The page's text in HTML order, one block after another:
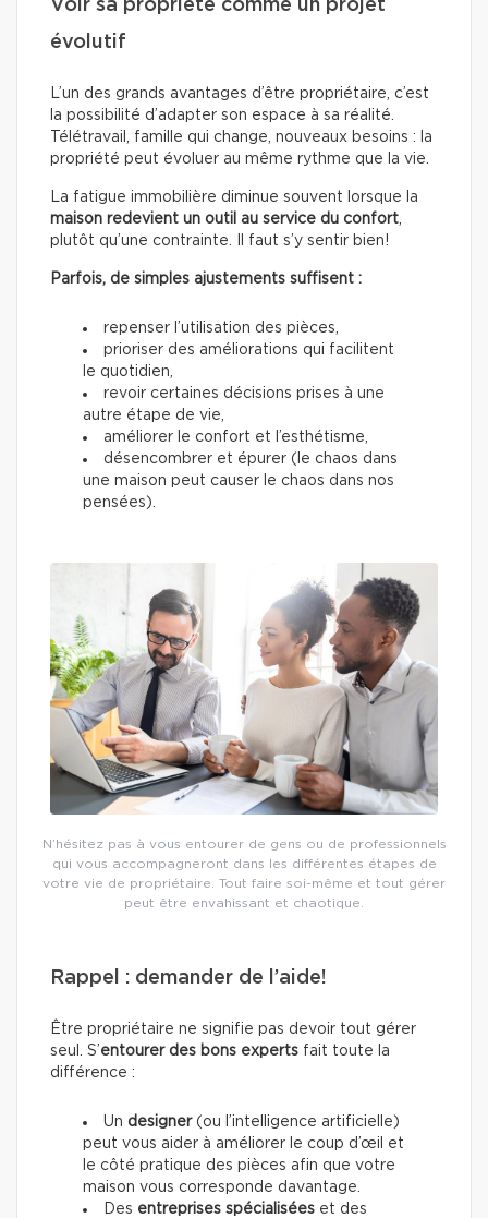
Voir sa propriété comme un projet
évolutif
L’un des grands avantages d’être propriétaire, c’est
la possibilité d’adapter son espace à sa réalité.
Télétravail, famille qui change, nouveaux besoins : la
propriété peut évoluer au même rythme que la vie.
La fatigue immobilière diminue souvent lorsque la
maison redevient un outil au service du confort
plutôt qu’une contrainte. Il faut s’y sentir bien!
Parfois, de simples ajustements suffisent :
repenser l’utilisation des pièces,
prioriser des améliorations qui facilitent
le quotidien,
revoir certaines décisions prises à une
autre étape de vie,
améliorer le confort et l’esthétisme,
désencombrer et épurer (le chaos dans
une maison peut causer le chaos dans nos
pensées).
N’hésitez pas à vous entourer de gens ou de professionnels
qui vous accompagneront dans les différentes étapes de
votre vie de propriétaire. Tout faire soi-même et tout gérer
peut être envahissant et chaotique.
Rappel : demander de l’aide!
Être propriétaire ne signifie pas devoir tout gérer
seul. S’entourer des bons experts fait toute la
différence :
Un designer(ou l’intelligence artificielle)
peut vous aider à améliorer le coup d’œil et
le côté pratique des pièces afin que votre
maison vous corresponde davantage.
Des entreprises spécialisées et des